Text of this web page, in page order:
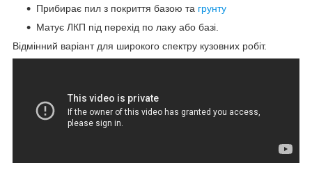
Прибирає пил з покриття базою та грунту
Матує ЛКП під перехід по лаку або базі.
Відмінний варіант для широкого спектру кузовних робіт.